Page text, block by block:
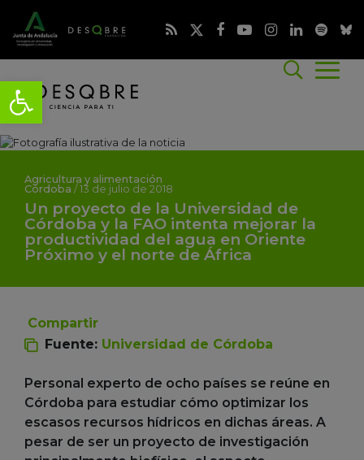
Agricultura y alimentación
Córdoba / 13 de julio de 2018
Un proyecto de la Universidad de
Córdoba y la FAO intenta mejorar la
productividad del agua en Oriente
Próximo y el norte de África
Compartir
Fuente: Universidad de Córdoba
Personal experto de ocho países se reúne en
Córdoba para estudiar cómo optimizar los
escasos recursos hídricos en dichas áreas. A
pesar de ser un proyecto de investigación